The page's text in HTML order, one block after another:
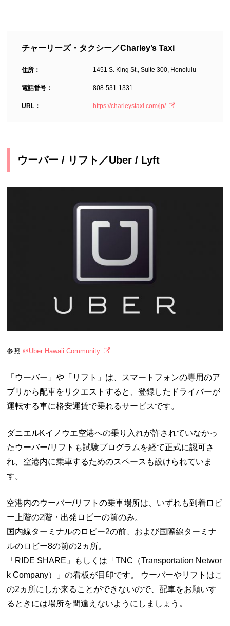
チャーリーズ・タクシー／Charley’s Taxi
住所： 1451 S. King St., Suite 300, Honolulu
電話番号： 808-531-1331
URL： https://charleystaxi.com/jp/
ウーバー / リフト／Uber / Lyft
参照:＠Uber Hawaii Community
「ウーバー」や「リフト」は、スマートフォンの専用のア
プリから配車をリクエストすると、登録したドライバーが
運転する車に格安運賃で乗れるサービスです。
ダニエルKイノウエ空港への乗り入れが許されていなかっ
たウーバー/リフトも試験プログラムを経て正式に認可さ
れ、空港内に乗車するためのスペースも設けられていま
す。
空港内のウーバー/リフトの乗車場所は、いずれも到着ロビ
ー上階の2階・出発ロビーの前のみ。
国内線ターミナルのロビー2の前、および国際線ターミナ
ルのロビー8の前の2ヵ所。
「RIDE SHARE」もしくは「TNC（Transportation Networ
k Company）」の看板が目印です。 ウーバーやリフトはこ
の2ヵ所にしか来ることができないので、配車をお願いす
るときには場所を間違えないようにしましょう。